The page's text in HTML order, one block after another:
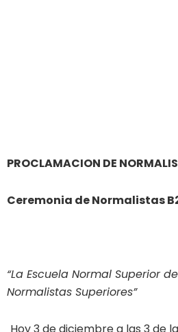
PROCLAMACION DE
Ceremonia de Normalistas
“La Escuela Normal Superior
Normalistas Superiores”